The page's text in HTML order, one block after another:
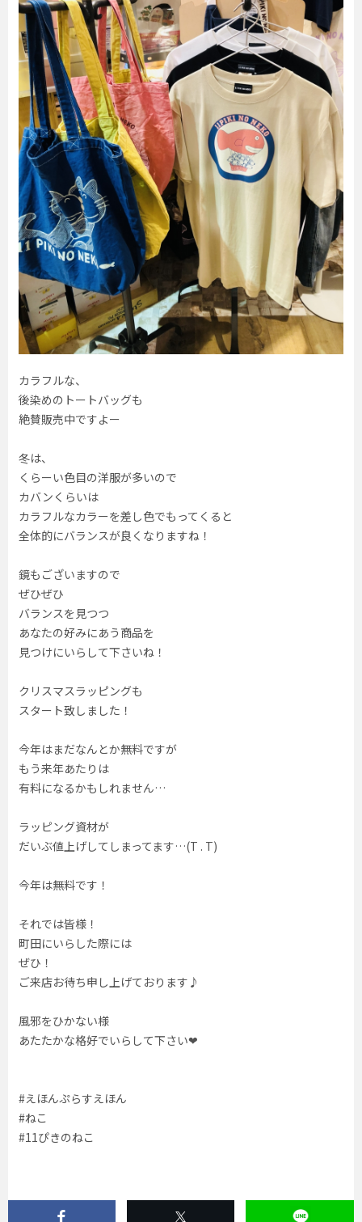
カラフルな、
後染めのトートバッグも
絶賛販売中ですよー
冬は、
くらーい色目の洋服が多いので
カバンくらいは
カラフルなカラーを差し色でもってくると
全体的にバランスが良くなりますね！
鏡もございますので
ぜひぜひ
バランスを見つつ
あなたの好みにあう商品を
見つけにいらして下さいね！
クリスマスラッピングも
スタート致しました！
今年はまだなんとか無料ですが
もう来年あたりは
有料になるかもしれません…
ラッピング資材が
だいぶ値上げしてしまってます…(T . T)
今年は無料です！
それでは皆様！
町田にいらした際には
ぜひ！
ご来店お待ち申し上げております♪
風邪をひかない様
あたたかな格好でいらして下さい❤︎
#えほんぷらすえほん
#ねこ
#11ぴきのねこ